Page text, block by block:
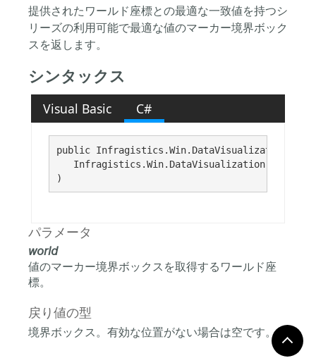
提供されたワールド座標との最適な一致値を持つシ
リーズの利用可能で最適な値のマーカー境界ボック
スを返します。
シンタックス
Visual Basic C#
public
Infragistics.Win.DataVisualization.Point
)
パラメータ
world
値のマーカー境界ボックスを取得するワールド座
標。
戻り値の型
境界ボックス。有効な位置がない場合は空です。